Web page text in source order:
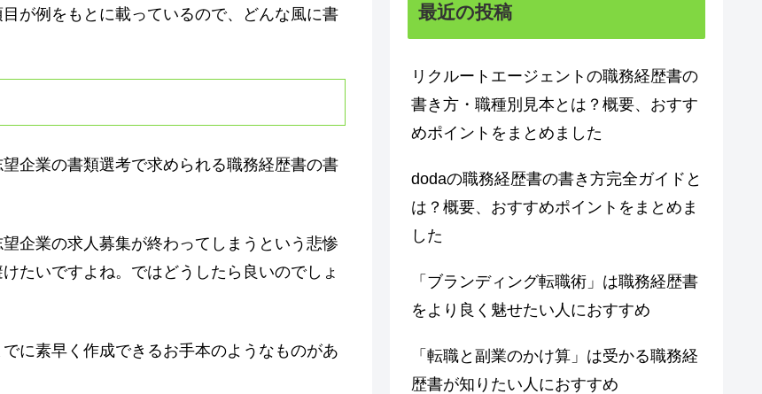
が例をもとに載っているので、どんな風に書
企業の書類選考で求められる職務経歴書の書
企業の求人募集が終わってしまうという悲惨
たいですよね。ではどうしたら良いのでしょ
に素早く作成できるお手本のようなものがあ
最近の投稿
リクルートエージェントの職務経歴書の
書き方・職種別見本とは？概要、おすす
めポイントをまとめました
dodaの職務経歴書の書き方完全ガイドと
は？概要、おすすめポイントをまとめま
した
「ブランディング転職術」は職務経歴書
をより良く魅せたい人におすすめ
「転職と副業のかけ算」は受かる職務経
歴書が知りたい人におすすめ